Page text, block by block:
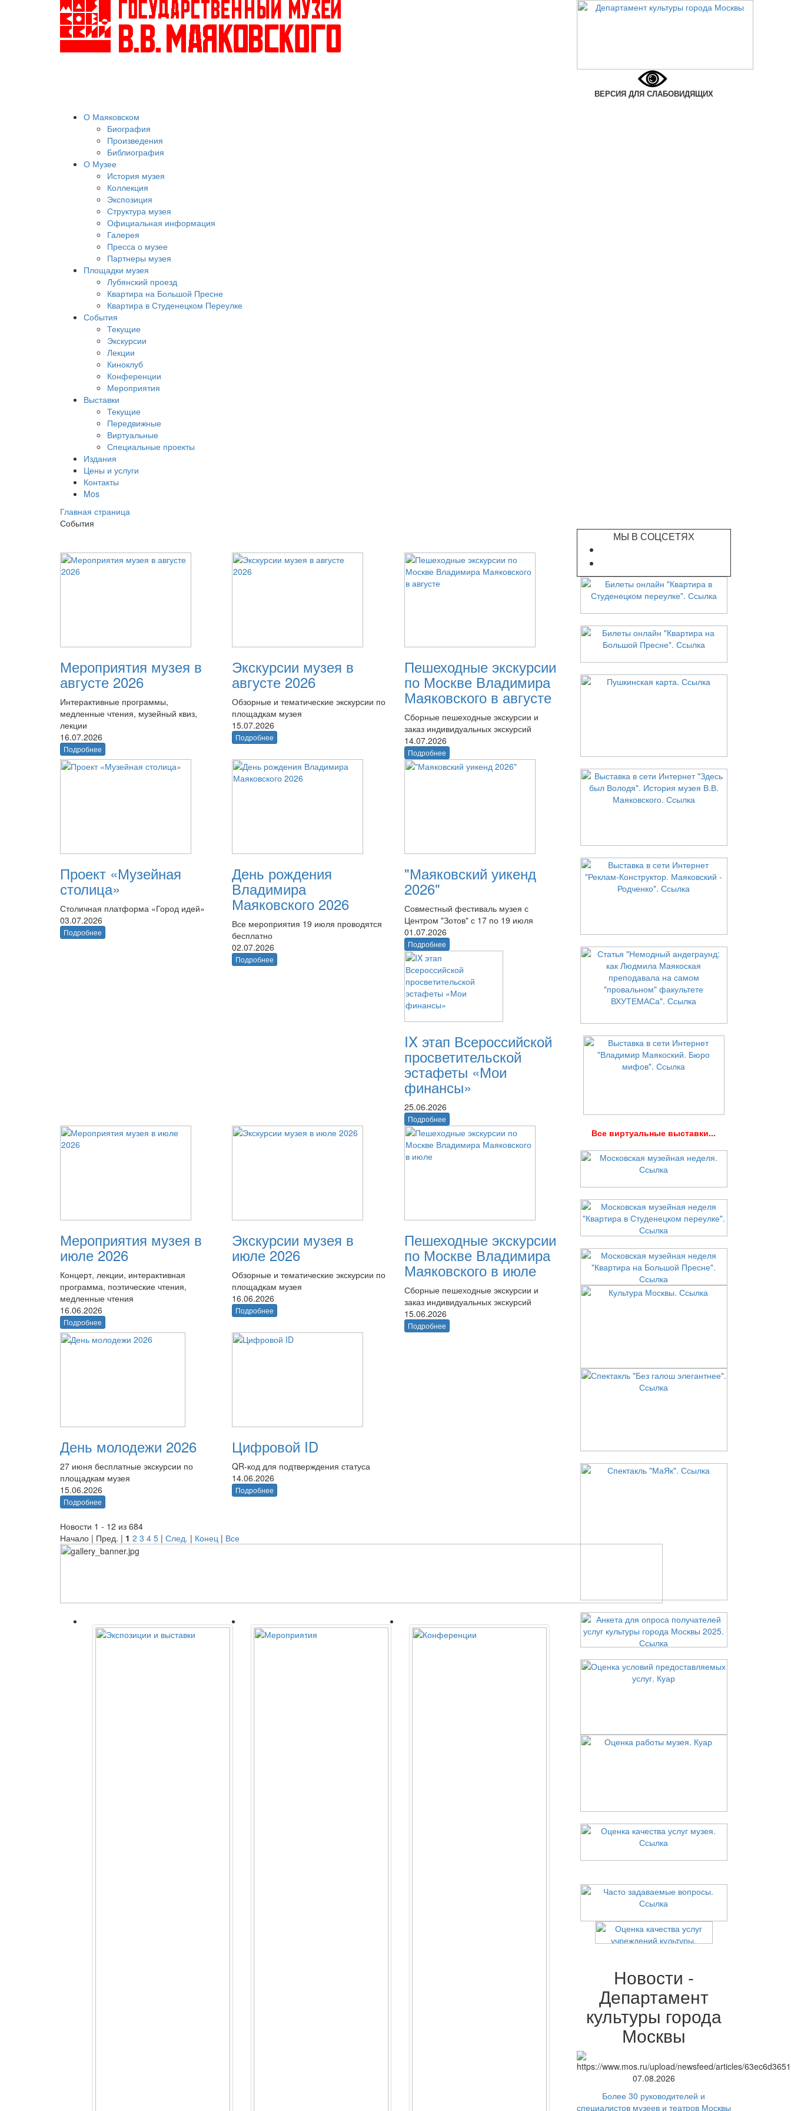
ВЕРСИЯ ДЛЯ СЛАБОВИДЯЩИХ
О Маяковском
Биография
Произведения
Библиография
О Музее
История музея
Коллекция
Экспозиция
Структура музея
Официальная информация
Галерея
Пресса о музее
Партнеры музея
Площадки музея
Лубянский проезд
Квартира на Большой Пресне
Квартира в Студенецком Переулке
События
Текущие
Экскурсии
Лекции
Киноклуб
Конференции
Мероприятия
Выставки
Текущие
Передвижные
Виртуальные
Специальные проекты
Издания
Цены и услуги
Контакты
Mos
Главная страница
События
Мероприятия музея в
августе 2026
Интерактивные программы,
медленные чтения, музейный квиз,
лекции
16.07.2026
Подробнее
Экскурсии музея в
августе 2026
Обзорные и тематические экскурсии по
площадкам музея
15.07.2026
Подробнее
Пешеходные экскурсии
по Москве Владимира
Маяковского в августе
Сборные пешеходные экскурсии и
заказ индивидуальных экскурсий
14.07.2026
Подробнее
Проект «Музейная
столица»
Столичная платформа «Город идей»
03.07.2026
Подробнее
День рождения
Владимира
Маяковского 2026
Все мероприятия 19 июля проводятся
бесплатно
02.07.2026
Подробнее
"Маяковский уикенд
2026"
Совместный фестиваль музея с
Центром "Зотов" с 17 по 19 июля
01.07.2026
Подробнее
IX этап Всероссийской
просветительской
эстафеты «Мои
финансы»
25.06.2026
Подробнее
Мероприятия музея в
июле 2026
Концерт, лекции, интерактивная
программа, поэтические чтения,
медленные чтения
16.06.2026
Подробнее
Экскурсии музея в
июле 2026
Обзорные и тематические экскурсии по
площадкам музея
16.06.2026
Подробнее
Пешеходные экскурсии
по Москве Владимира
Маяковского в июле
Сборные пешеходные экскурсии и
заказ индивидуальных экскурсий
15.06.2026
Подробнее
День молодежи 2026
27 июня бесплатные экскурсии по
площадкам музея
15.06.2026
Подробнее
Цифровой ID
QR-код для подтверждения статуса
14.06.2026
Подробнее
Новости 1 - 12 из 684
Начало | Пред. | 1 2 3 4 5 | След. | Конец | Все
МЫ В СОЦСЕТЯХ
Все виртуальные выставки...
Новости -
Департамент
культуры города
Москвы
07.08.2026
Более 30 руководителей и
специалистов музеев и театров Москвы